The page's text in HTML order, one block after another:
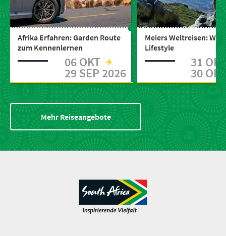
Afrika Erfahren: Garden Route
zum Kennenlernen
06 OKT
29 SEP 2026
Meiers Weltreisen:
Lifestyle
31
30
Mehr Reiseangebote